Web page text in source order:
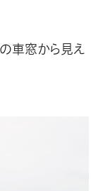
車窓から見え